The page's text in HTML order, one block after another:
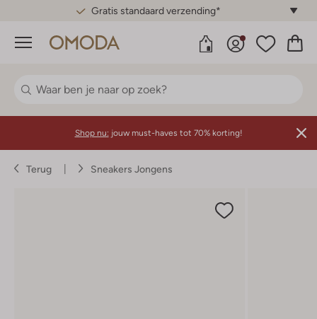
Gratis standaard verzending*
Menu
Shop nu: jouw must-haves tot 70% korting!
Terug Sneakers Jongens